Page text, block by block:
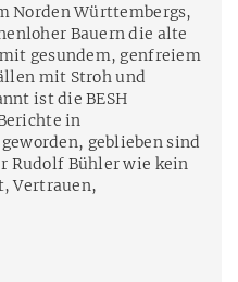
Norden Württembergs,
Bauern die alte
gesundem, genfreiem
mit Stroh und
ist die BESH
in
geblieben sind
Rudolf Bühler wie kein
Vertrauen,